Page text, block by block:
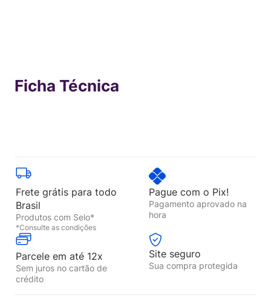
Ficha Técnica
Frete grátis para todo
Brasil
Produtos com Selo*
*Consulte as condições
Pague com o Pix!
Pagamento aprovado na
hora
Parcele em até 12x
Sem juros no cartão de
crédito
Site seguro
Sua compra protegida